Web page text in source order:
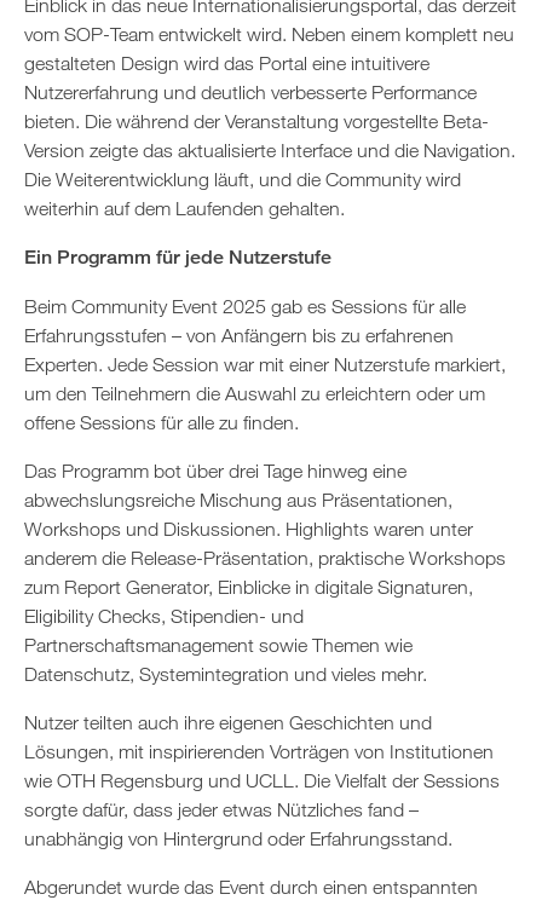
Einblick in das neue Internationalisierungsportal, das derzeit
vom SOP-Team entwickelt wird. Neben einem komplett neu
gestalteten Design wird das Portal eine intuitivere
Nutzererfahrung und deutlich verbesserte Performance
bieten. Die während der Veranstaltung vorgestellte Beta-
Version zeigte das aktualisierte Interface und die Navigation.
Die Weiterentwicklung läuft, und die Community wird
weiterhin auf dem Laufenden gehalten.
Ein Programm für jede Nutzerstufe
Beim Community Event 2025 gab es Sessions für alle
Erfahrungsstufen – von Anfängern bis zu erfahrenen
Experten. Jede Session war mit einer Nutzerstufe markiert,
um den Teilnehmern die Auswahl zu erleichtern oder um
offene Sessions für alle zu finden.
Das Programm bot über drei Tage hinweg eine
abwechslungsreiche Mischung aus Präsentationen,
Workshops und Diskussionen. Highlights waren unter
anderem die Release-Präsentation, praktische Workshops
zum Report Generator, Einblicke in digitale Signaturen,
Eligibility Checks, Stipendien- und
Partnerschaftsmanagement sowie Themen wie
Datenschutz, Systemintegration und vieles mehr.
Nutzer teilten auch ihre eigenen Geschichten und
Lösungen, mit inspirierenden Vorträgen von Institutionen
wie OTH Regensburg und UCLL. Die Vielfalt der Sessions
sorgte dafür, dass jeder etwas Nützliches fand –
unabhängig von Hintergrund oder Erfahrungsstand.
Abgerundet wurde das Event durch einen entspannten